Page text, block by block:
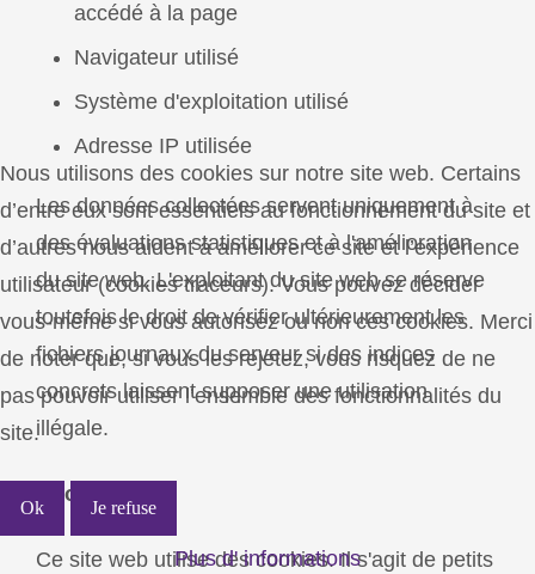
accédé à la page
Navigateur utilisé
Système d'exploitation utilisé
Adresse IP utilisée
Les données collectées servent uniquement à
des évaluations statistiques et à l'amélioration
du site web. L'exploitant du site web se réserve
toutefois le droit de vérifier ultérieurement les
fichiers journaux du serveur si des indices
concrets laissent supposer une utilisation
illégale.
Cookies
Ce site web utilise des cookies. Il s'agit de petits
Nous utilisons des cookies sur notre site web. Certains
d’entre eux sont essentiels au fonctionnement du site et
d’autres nous aident à améliorer ce site et l’expérience
utilisateur (cookies traceurs). Vous pouvez décider
vous-même si vous autorisez ou non ces cookies. Merci
de noter que, si vous les rejetez, vous risquez de ne
pas pouvoir utiliser l’ensemble des fonctionnalités du
site.
Ok Je refuse
Plus d' informations